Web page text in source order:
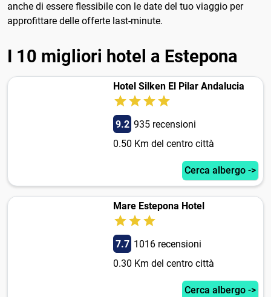
anche di essere flessibile con le date del tuo viaggio per
approfittare delle offerte last-minute.
I 10 migliori hotel a Estepona
Hotel Silken El Pilar Andalucia
9.2 935 recensioni
0.50 Km del centro città
Cerca albergo ->
Mare Estepona Hotel
7.7 1016 recensioni
0.30 Km del centro città
Cerca albergo ->